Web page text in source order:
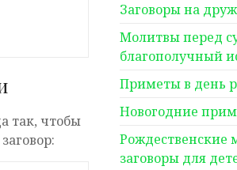
так, чтобы
Заговоры на
Молитвы перед
благополучный
Приметы в день
Новогодние
Рождественские
заговоры для